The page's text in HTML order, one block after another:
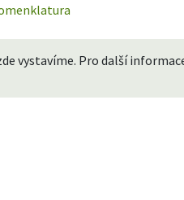
vystavíme. Pro další